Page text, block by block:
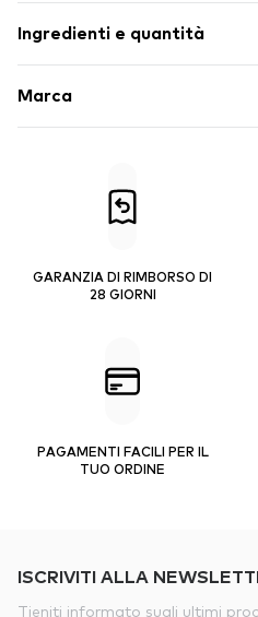
Ingredienti e quantità
Marca
GARANZIA DI RIMBORSO DI
28 GIORNI
PAGAMENTI FACILI PER IL
TUO ORDINE
ISCRIVITI ALLA
Tieniti informato sugli ultimi